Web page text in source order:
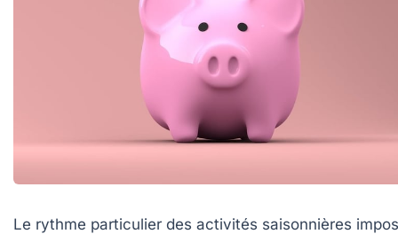
Le rythme particulier des activités saisonnières